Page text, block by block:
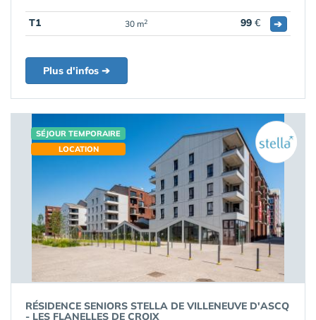
T1 30 m2 99 € ➔
Plus d'infos ➔
SÉJOUR TEMPORAIRE
LOCATION
RÉSIDENCE SENIORS STELLA DE VILLENEUVE D'ASCQ
- LES FLANELLES DE CROIX